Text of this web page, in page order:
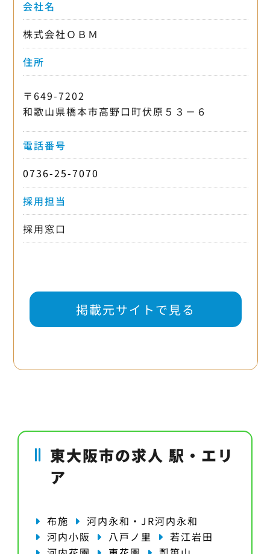
会社名
株式会社ＯＢＭ
住所
〒649-7202
和歌山県橋本市高野口町伏原５３－６
電話番号
0736-25-7070
採用担当
採用窓口
掲載元サイトで見る
東大阪市の求人 駅・エリ
ア
布施
河内永和・JR河内永和
河内小阪
八戸ノ里
若江岩田